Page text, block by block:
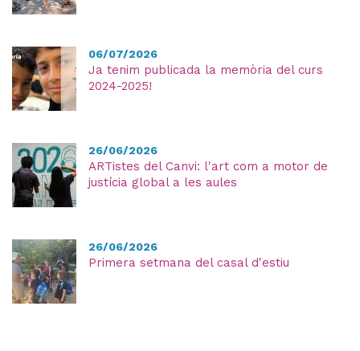
06/07/2026
Ja tenim publicada la memòria del curs
2024-2025!
26/06/2026
ARTistes del Canvi: l'art com a motor de
justícia global a les aules
26/06/2026
Primera setmana del casal d'estiu